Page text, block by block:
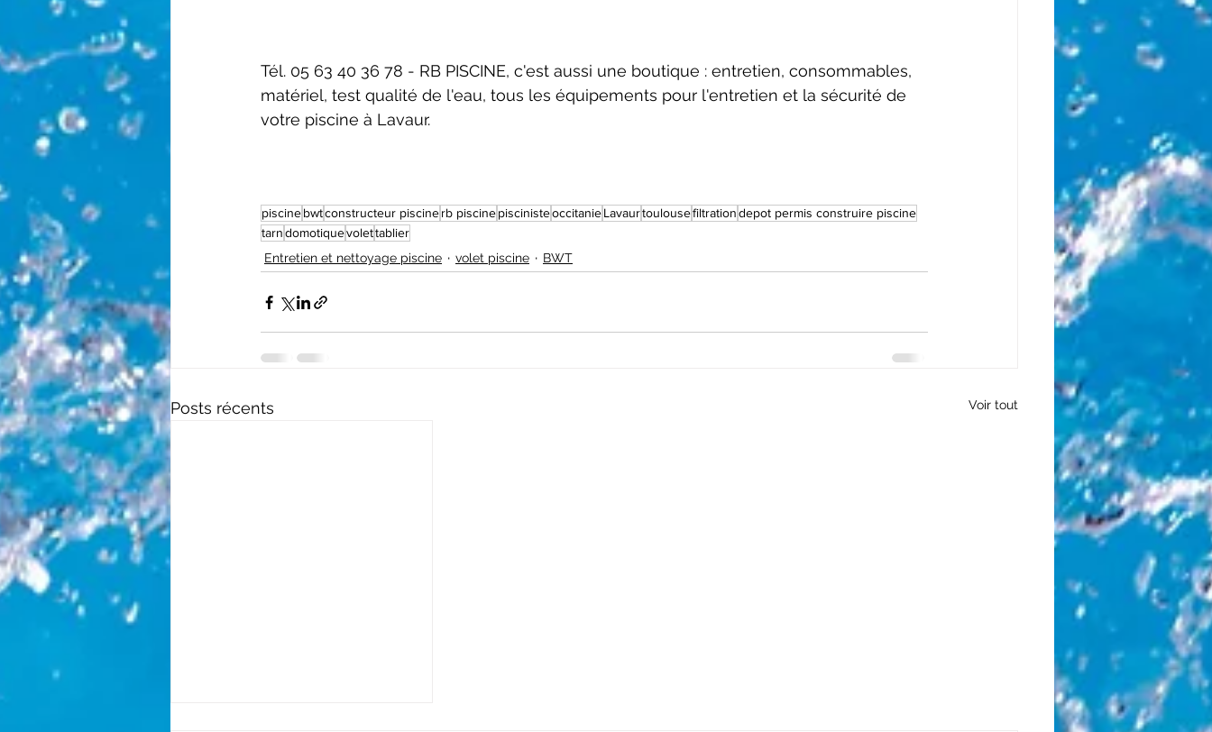
Tél. 05 63 40 36 78 - RB PISCINE, c'est aussi une boutique : entretien, consommables,
matériel, test qualité de l'eau, tous les équipements pour l'entretien et la sécurité de
votre piscine à Lavaur.
piscinebwtconstructeur piscinerb piscinepiscinisteoccitanieLavaurtoulousefiltrationdepot permis construire piscine
tarndomotiquevolettablier
Entretien et nettoyage piscine
volet piscine BWT
Posts récents Voir tout